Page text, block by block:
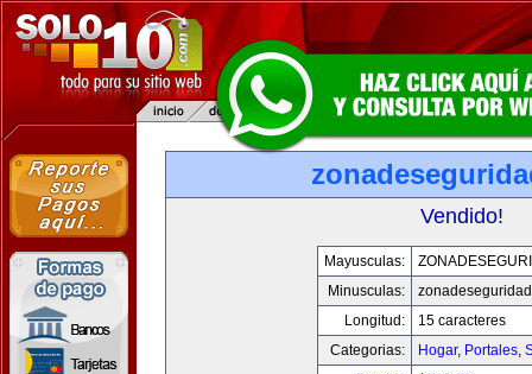
Vendido!
Mayusculas:
Minusculas:
Longitud:
15 caracteres
Categorias:
Hogar, Portales,